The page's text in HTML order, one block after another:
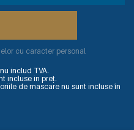
includ TVA.
incluse in preț.
de mascare nu sunt incluse în
cu caracter personal